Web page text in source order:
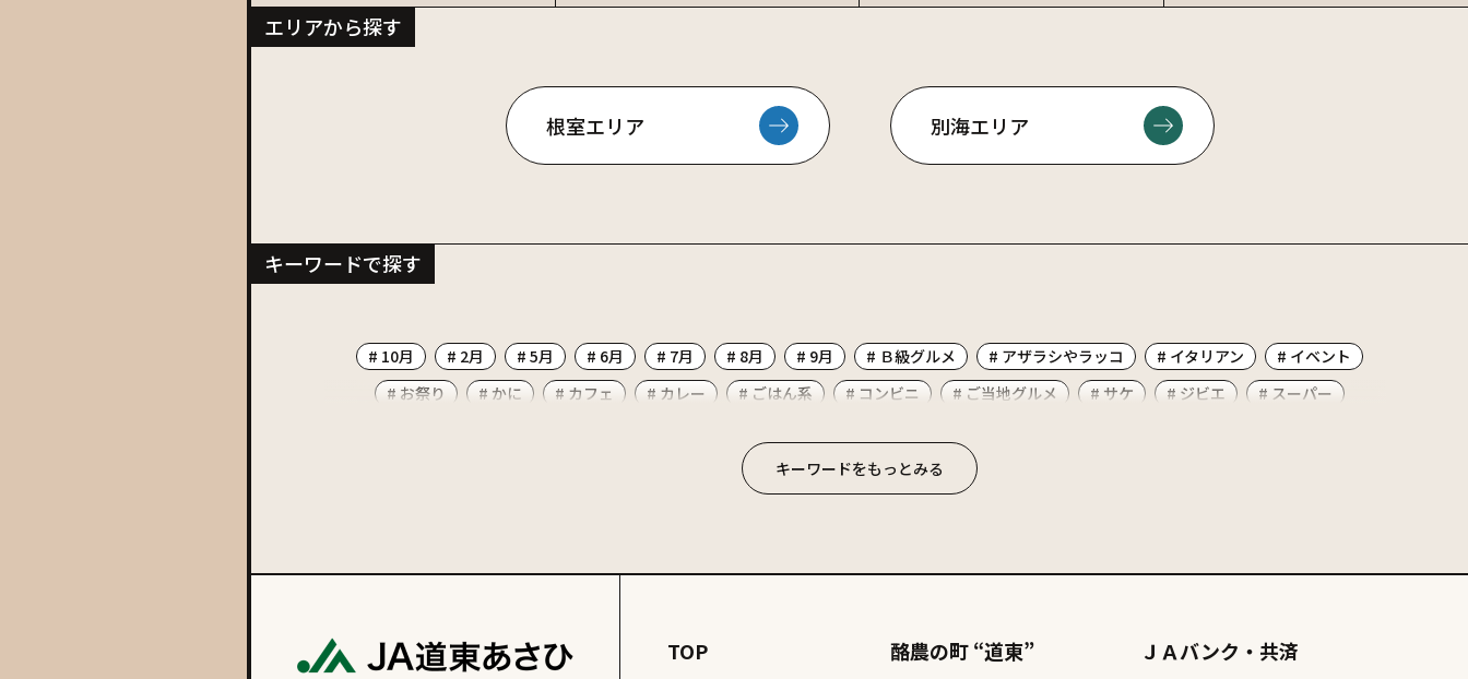
エリアから探す
根室エリア 別海エリア
キーワードで探す
# 10月 # 2月 # 5月 # 6月 # 7月 # 8月 # 9月 # Ｂ級グルメ # アザラシやラッコ # イタリアン
# イベント
# お祭り
# かに # カフェ # カレー # ごはん系 # コンビニ # ご当地グルメ # サケ # ジビエ
# スーパー
# ワカサギ釣り # 中華 # 公園 # 別海のオススメ食べ物
# 観光
# 買う # 遊ぶ # 酪農体験 # 鉄板焼き # 食べる
キーワードをもっとみる
TOP
酪農の町 “道東” ＪＡバンク・共済